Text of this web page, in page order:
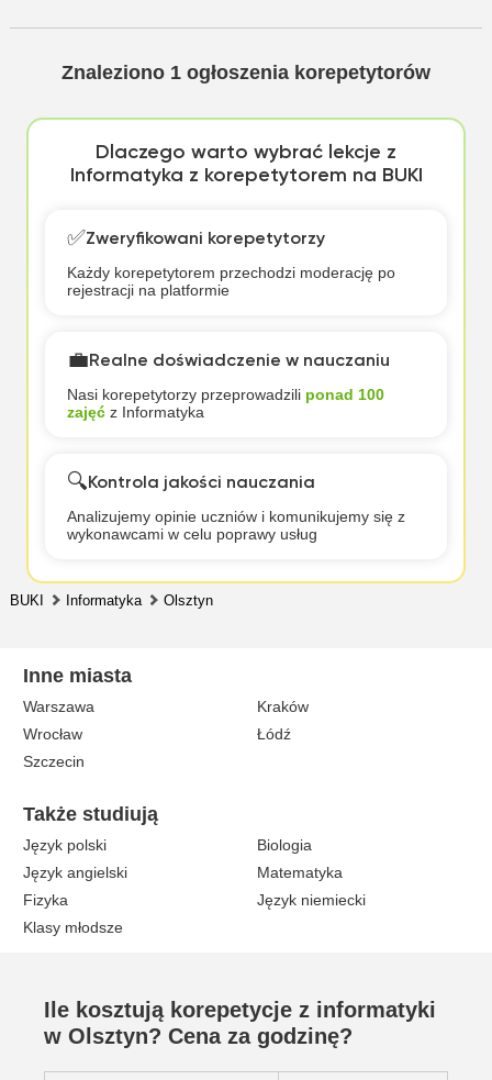
Znaleziono 1 ogłoszenia korepetytorów
Dlaczego warto wybrać lekcje z
Informatyka z korepetytorem na BUKI
✅Zweryfikowani korepetytorzy
Każdy korepetytorem przechodzi moderację po
rejestracji na platformie
💼Realne doświadczenie w nauczaniu
Nasi korepetytorzy przeprowadzili ponad 100
zajęćz Informatyka
🔍Kontrola jakości nauczania
Analizujemy opinie uczniów i komunikujemy się z
wykonawcami w celu poprawy usług
BUKI Informatyka Olsztyn
Inne miasta
Warszawa
Kraków
Wrocław
Łódź
Szczecin
Także studiują
Język polski
Biologia
Język angielski
Matematyka
Fizyka
Język niemiecki
Klasy młodsze
Ile kosztują korepetycje z informatyki
w Olsztyn? Cena za godzinę?